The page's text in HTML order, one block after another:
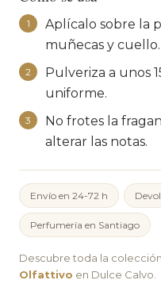
1
Aplícalo sobre la
muñecas y cuello.
2
Pulveriza a unos
uniforme.
3
No frotes la
alterar las notas.
Envío en 24-72 h
Perfumería en Santiago
Descubre toda la
Olfattivo en Dulce Calvo.